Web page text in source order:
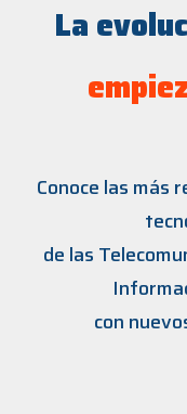
La
Conoce las más
de las
con